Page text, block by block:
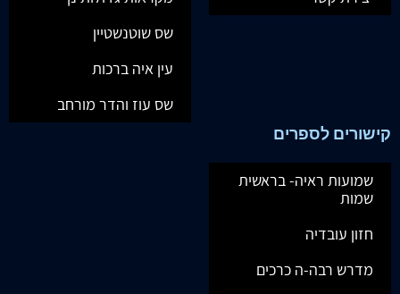
שס שוטנשטיין
עין איה ברכות
שס עוז והדר מורחב
קישורים לספרים
שמועות ראיה- בראשית
שמות
חזון עובדיה
מדרש רבה-ה כרכים